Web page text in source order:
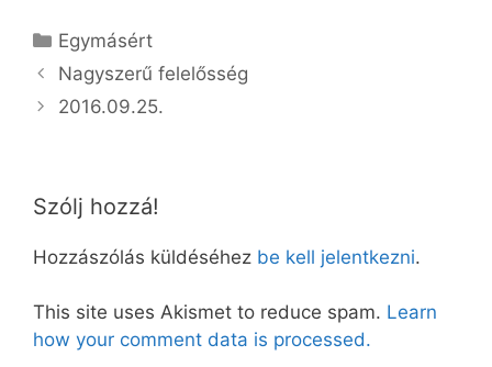
Kategória
Egymásért
Nagyszerű felelősség
2016.09.25.
Szólj hozzá!
Hozzászólás küldéséhez be kell jelentkezni.
This site uses Akismet to reduce spam. Learn
how your comment data is processed.